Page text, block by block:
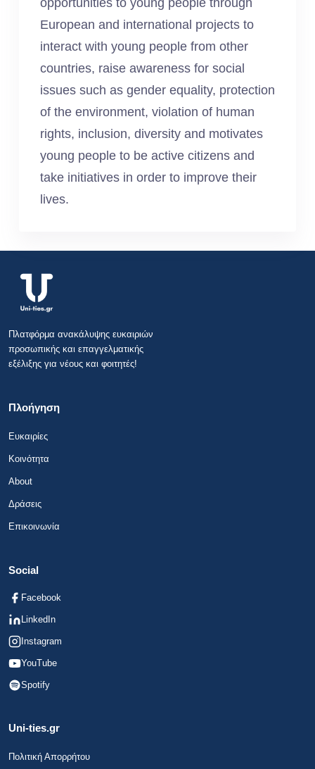
European and international projects to
interact with young people from other
countries, raise awareness for social
issues such as gender equality, protection
of the environment, violation of human
rights, inclusion, diversity and motivates
young people to be active citizens and
take initiatives in order to improve their
lives.
Πλατφόρμα ανακάλυψης ευκαιριών
προσωπικής και επαγγελματικής
εξέλιξης για νέους και φοιτητές!
Πλοήγηση
Ευκαιρίες
Κοινότητα
About
Δράσεις
Επικοινωνία
Social
Facebook
LinkedIn
Instagram
YouTube
Spotify
Uni-ties.gr
Πολιτική Απορρήτου